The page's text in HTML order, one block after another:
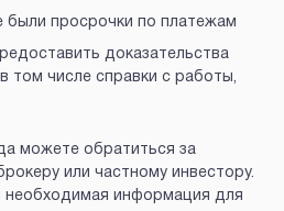
были просрочки по платежам
доказательства
том числе справки с работы,
можете обратиться за
или частному инвестору.
необходимая информация для